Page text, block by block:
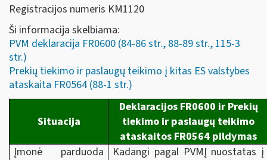
Registracijos numeris KM1120
Ši informacija skelbiama:
PVM deklaracija FR0600 (84-86 str., 88-89 str., 115-3
str.)
Prekių tiekimo ir paslaugų teikimo į kitas ES valstybes
ataskaita FR0564 (88-1 str.)
Situacija
Deklaracijos FR0600 ir Prekių
tiekimo ir paslaugų teikimo
ataskaitos FR0564 pildymas
Įmonė parduoda
Kadangi pagal PVMĮ nuostatas į